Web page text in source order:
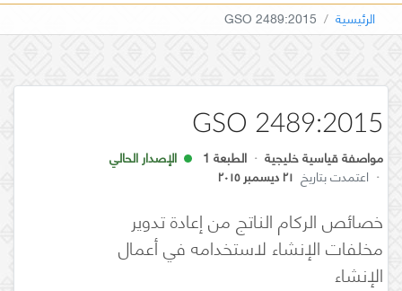
الرئيسية GSO 2489:2015
GSO 2489:2015
مواصفة قياسية خليجية · الطبعة 1
الإصدار الحالي
· اعتمدت بتاريخ ٢١ ديسمبر ٢٠١٥
خصائص الركام الناتج من إعادة تدوير
مخلفات الإنشاء لاستخدامه في أعمال
الإنشاء